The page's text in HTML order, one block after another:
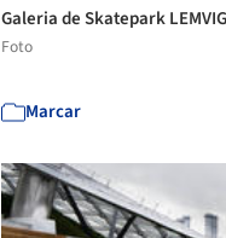
Galeria de Skatepark
Foto
Marcar